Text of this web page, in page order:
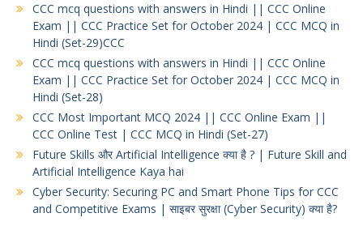
CCC mcq questions with answers in Hindi || CCC Online
Exam || CCC Practice Set for October 2024 | CCC MCQ in
Hindi (Set-29)CCC
CCC mcq questions with answers in Hindi || CCC Online
Exam || CCC Practice Set for October 2024 | CCC MCQ in
Hindi (Set-28)
CCC Most Important MCQ 2024 || CCC Online Exam ||
CCC Online Test | CCC MCQ in Hindi (Set-27)
Future Skills और Artificial Intelligence क्या है ? | Future Skill and
Artificial Intelligence Kaya hai
Cyber Security: Securing PC and Smart Phone Tips for CCC
and Competitive Exams | साइबर सुरक्षा (Cyber Security) क्या है?